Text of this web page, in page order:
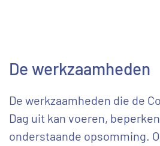
De werkzaamheden
De werkzaamheden die de
Dag uit kan voeren,
onderstaande opsomming.